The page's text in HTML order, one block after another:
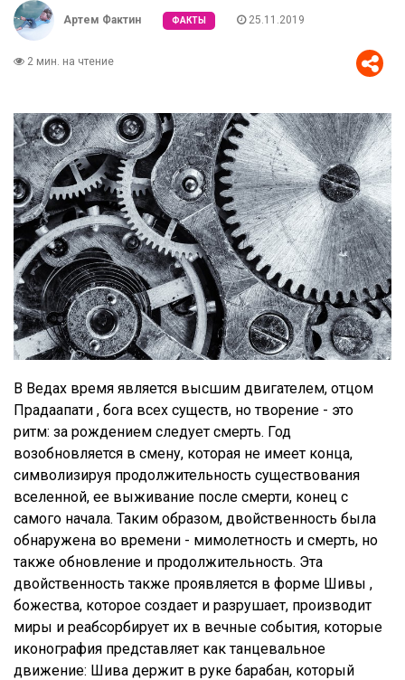
Артем Фактин ФАКТЫ 25.11.2019
2 мин. на чтение
В Ведах время является высшим двигателем, отцом
Прадаапати , бога всех существ, но творение - это
ритм: за рождением следует смерть. Год
возобновляется в смену, которая не имеет конца,
символизируя продолжительность существования
вселенной, ее выживание после смерти, конец с
самого начала. Таким образом, двойственность была
обнаружена во времени - мимолетность и смерть, но
также обновление и продолжительность. Эта
двойственность также проявляется в форме Шивы ,
божества, которое создает и разрушает, производит
миры и реабсорбирует их в вечные события, которые
иконография представляет как танцевальное
движение: Шива держит в руке барабан, который